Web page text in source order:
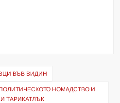
ВЪВ ВИДИН
НОМАДСТВО И
ТАРИКАТЛЪК